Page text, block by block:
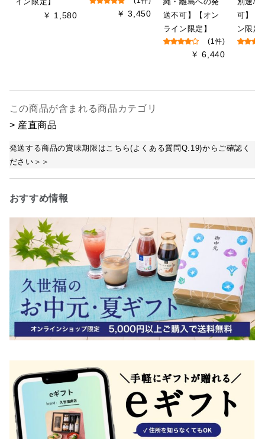
￥ 1,580 ￥ 3,450
送不可】【オン
ライン限定】
(1件)
￥ 6,440
可】【
ン限定
この商品が含まれる商品カテゴリ
> 産直商品
発送する商品の賞味期限はこちら(よくある質問Q.19)からご確認く
ださい＞＞
おすすめ情報